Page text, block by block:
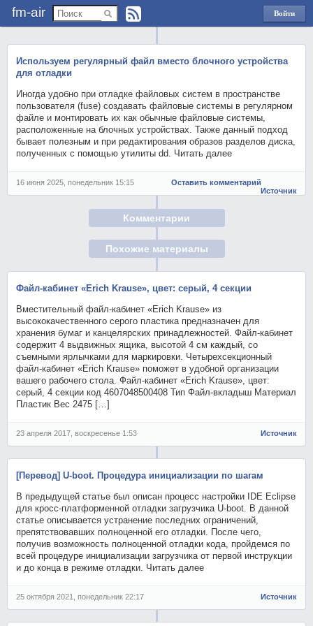
fm-air
Войти
через
Используем регулярный файл вместо блочного устройства
для отладки
Иногда удобно при отладке файловых систем в пространстве
пользователя (fuse) создавать файловые системы в регулярном
файле и монтировать их как обычные файловые системы,
расположенные на блочных устройствах. Также данный подход
бывает полезным и при редактирования образов разделов диска,
полученных с помощью утилиты dd. Читать далее
16 июня 2025, понедельник 15:15
Оставить комментарий
Источник
Комментарии
Похожие материалы
Файл-кабинет «Erich Krause», цвет: серый, 4 секции
Вместительный файл-кабинет «Erich Krause» из
высококачественного серого пластика предназначен для
хранения бумаг и канцелярских принадлежностей. Файл-кабинет
содержит 4 выдвижных ящика, высотой 4 см каждый, со
съемными ярлычками для маркировки. Четырехсекционный
файл-кабинет «Erich Krause» поможет в удобной организации
вашего рабочего стола. Файл-кабинет «Erich Krause», цвет:
серый, 4 секции код 4607048500408 Тип Файл-вкладыш Материал
Пластик Вес 2475 […]
23 апреля 2017, воскресенье 1:53 Источник
[Перевод] U-boot. Процедура инициализации по шагам
В предыдущей статье был описан процесс настройки IDE Eclipse
для кросс-платформенной отладки загрузчика U-boot. В данной
статье описывается устранение последних ограничений,
препятствовавших полноценной его отладки. После чего,
получив возможность полноценной отладки кода, пройдемся по
всей процедуре инициализации загрузчика от первой инструкции
и до конца в режиме отладки. Читать далее
25 октября 2021, понедельник 22:17 Источник